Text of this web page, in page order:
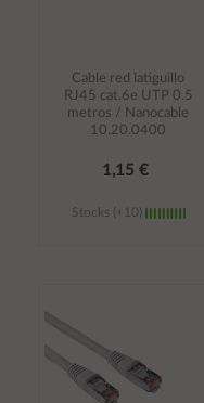
Cable red latiguillo
RJ45 cat.6e UTP 0.5
metros / Nanocable
10.20.0400
1,15 €
Stocks (+10)